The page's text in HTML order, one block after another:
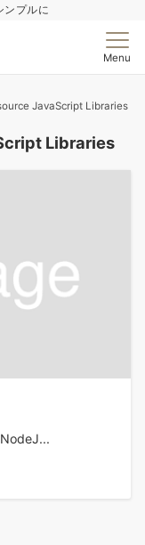
ンプルに
Menu
JavaScript Libraries
Libraries